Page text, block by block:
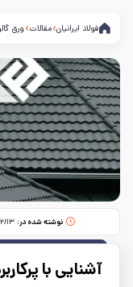
فولاد ایرانیان مقالات ورق
نوشته شده در:
آشنایی با